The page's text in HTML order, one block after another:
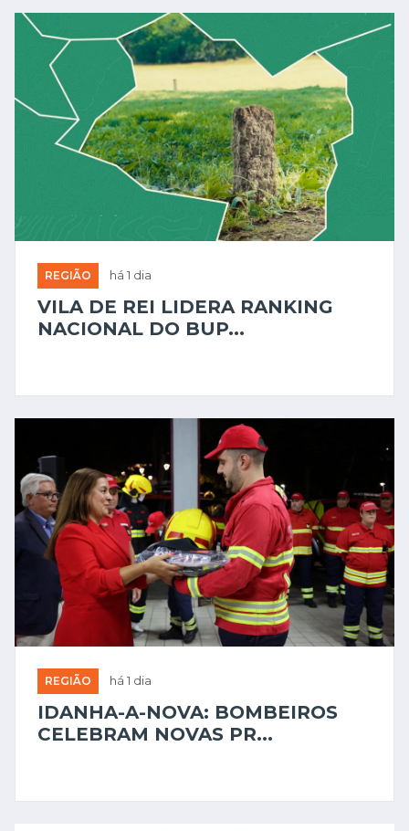
REGIÃO há 1 dia
VILA DE REI LIDERA RANKING
NACIONAL DO BUP...
REGIÃO há 1 dia
IDANHA-A-NOVA: BOMBEIROS
CELEBRAM NOVAS PR...